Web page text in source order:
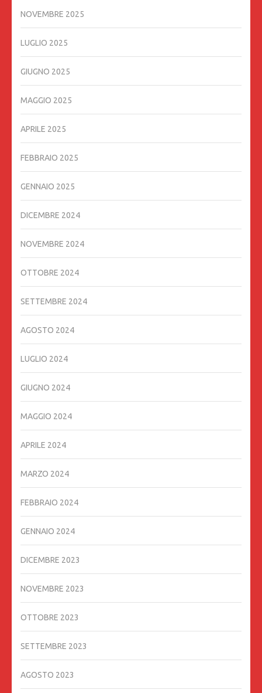
NOVEMBRE 2025
LUGLIO 2025
GIUGNO 2025
MAGGIO 2025
APRILE 2025
FEBBRAIO 2025
GENNAIO 2025
DICEMBRE 2024
NOVEMBRE 2024
OTTOBRE 2024
SETTEMBRE 2024
AGOSTO 2024
LUGLIO 2024
GIUGNO 2024
MAGGIO 2024
APRILE 2024
MARZO 2024
FEBBRAIO 2024
GENNAIO 2024
DICEMBRE 2023
NOVEMBRE 2023
OTTOBRE 2023
SETTEMBRE 2023
AGOSTO 2023